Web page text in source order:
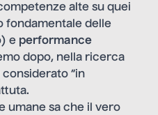
alte su quei
fondamentale delle
e performance
dopo, nella ricerca
“in
umane sa che il vero